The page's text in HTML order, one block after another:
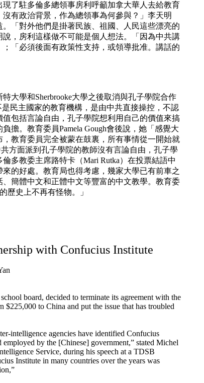
了駐多倫多總領事房利呼籲加拿大華人去給教育
有政治背景，作為總領事為何參與？」李天明
「對外他們是掛著民族、祖國、人民這些漂亮的
，房利這樣做不可能是個人想法。「因為中共講
「必須後面有政策性支持，或領導批准。講話的
大學和Sherbrooke大學之後取消與孔子學院合作
民主國家的教育機構，是由中共直接操控，不認
包括言論自由，孔子學院想利用自己的價值來搞
擔。教育委員Pamela Gough會後說，她「感覺大
教育委員完全被蒙在鼓裏，所有事情從一開始就
方面派到孔子學院的教師沒有言論自由，孔子學
多教委主席路特卡（Mari Rutka）在投票結語中
的好處。教育局也得考慮，幾家大學已有前車之
簡體中文和正體中文等豐富的中文教學。教育委
歷史上不再有怪物。」
with Confucius Institute
board, decided to terminate its agreement with the
to China and put the issue that has troubled
intelligence agencies have identified Confucius
by the [Chinese] government,” stated Michel
Service, during his speech at a TDSB
Institute in many countries over the years was